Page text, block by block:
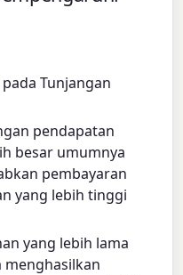
Tunjangan
pendapatan
besar umumnya
pembayaran
yang lebih tinggi
yang lebih lama
menghasilkan